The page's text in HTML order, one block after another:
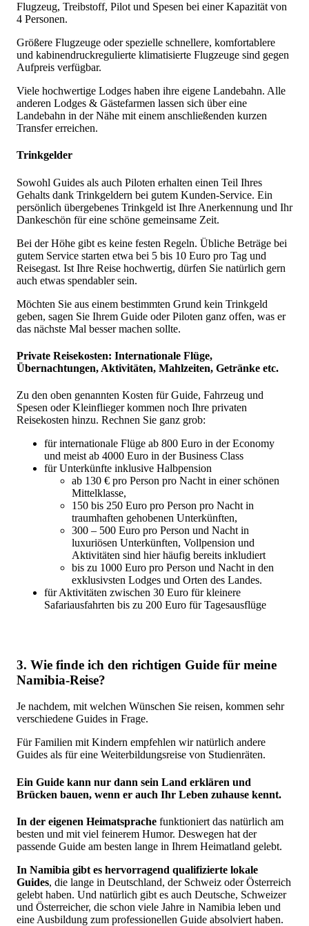
Flugzeug, Treibstoff, Pilot und Spesen bei einer Kapazität von
4 Personen.
Größere Flugzeuge oder spezielle schnellere, komfortablere
und kabinendruckregulierte klimatisierte Flugzeuge sind gegen
Aufpreis verfügbar.
Viele hochwertige Lodges haben ihre eigene Landebahn. Alle
anderen Lodges & Gästefarmen lassen sich über eine
Landebahn in der Nähe mit einem anschließenden kurzen
Transfer erreichen.
Trinkgelder
Sowohl Guides als auch Piloten erhalten einen Teil Ihres
Gehalts dank Trinkgeldern bei gutem Kunden-Service. Ein
persönlich übergebenes Trinkgeld ist Ihre Anerkennung und Ihr
Dankeschön für eine schöne gemeinsame Zeit.
Bei der Höhe gibt es keine festen Regeln. Übliche Beträge bei
gutem Service starten etwa bei 5 bis 10 Euro pro Tag und
Reisegast. Ist Ihre Reise hochwertig, dürfen Sie natürlich gern
auch etwas spendabler sein.
Möchten Sie aus einem bestimmten Grund kein Trinkgeld
geben, sagen Sie Ihrem Guide oder Piloten ganz offen, was er
das nächste Mal besser machen sollte.
Private Reisekosten: Internationale Flüge,
Übernachtungen, Aktivitäten, Mahlzeiten, Getränke etc.
Zu den oben genannten Kosten für Guide, Fahrzeug und
Spesen oder Kleinflieger kommen noch Ihre privaten
Reisekosten hinzu. Rechnen Sie ganz grob:
für internationale Flüge ab 800 Euro in der Economy
und meist ab 4000 Euro in der Business Class
für Unterkünfte inklusive Halbpension
ab 130 € pro Person pro Nacht in einer schönen
Mittelklasse,
150 bis 250 Euro pro Person pro Nacht in
traumhaften gehobenen Unterkünften,
300 – 500 Euro pro Person und Nacht in
luxuriösen Unterkünften, Vollpension und
Aktivitäten sind hier häufig bereits inkludiert
bis zu 1000 Euro pro Person und Nacht in den
exklusivsten Lodges und Orten des Landes.
für Aktivitäten zwischen 30 Euro für kleinere
Safariausfahrten bis zu 200 Euro für Tagesausflüge
3. Wie finde ich den richtigen Guide für meine
Namibia-Reise?
Je nachdem, mit welchen Wünschen Sie reisen, kommen sehr
verschiedene Guides in Frage.
Für Familien mit Kindern empfehlen wir natürlich andere
Guides als für eine Weiterbildungsreise von Studienräten.
Ein Guide kann nur dann sein Land erklären und
Brücken bauen, wenn er auch Ihr Leben zuhause kennt.
In der eigenen Heimatsprache funktioniert das natürlich am
besten und mit viel feinerem Humor. Deswegen hat der
passende Guide am besten lange in Ihrem Heimatland gelebt.
In Namibia gibt es hervorragend qualifizierte lokale
Guides, die lange in Deutschland, der Schweiz oder Österreich
gelebt haben. Und natürlich gibt es auch Deutsche, Schweizer
und Österreicher, die schon viele Jahre in Namibia leben und
eine Ausbildung zum professionellen Guide absolviert haben.